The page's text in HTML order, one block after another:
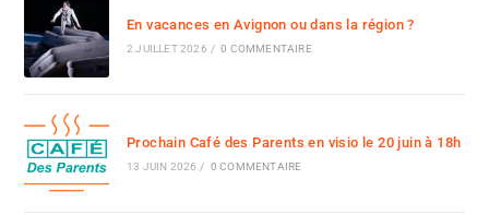
En vacances en Avignon ou dans la région ?
2 JUILLET 2026 / 0 COMMENTAIRE
Prochain Café des Parents en visio le 20 juin à 18h
13 JUIN 2026 / 0 COMMENTAIRE